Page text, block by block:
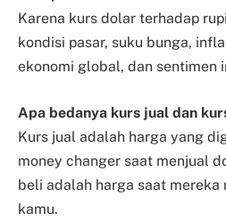
Karena kurs dolar terhadap
kondisi pasar, suku bunga,
ekonomi global, dan sentimen
Apa bedanya kurs jual dan
Kurs jual adalah harga yang
money changer saat menjual
beli adalah harga saat
kamu.